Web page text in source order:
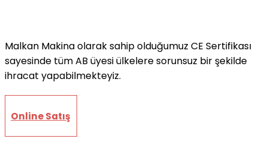
Malkan Makina olarak sahip olduğumuz CE Sertifikası
sayesinde tüm AB üyesi ülkelere sorunsuz bir şekilde
ihracat yapabilmekteyiz.
Online Satış